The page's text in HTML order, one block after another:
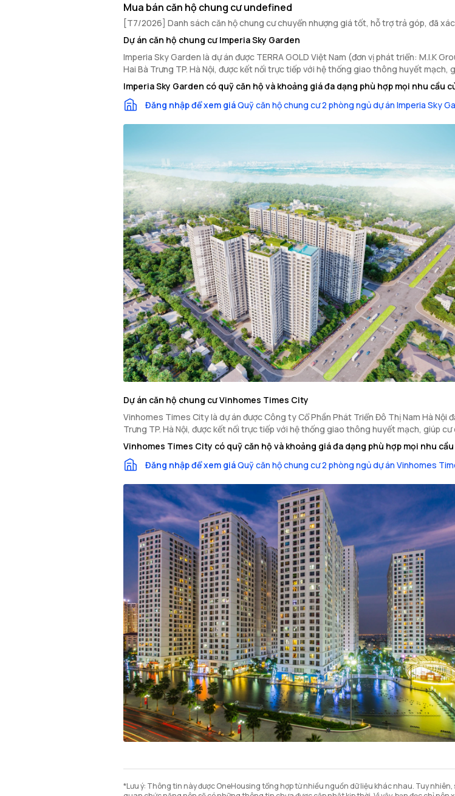
Mua bán căn hộ chung cư undefined
[T7/2026] Danh sách căn hộ chung cư chuyển nhượng giá tốt, hỗ trợ trả góp, đã
Dự án căn hộ chung cư Imperia Sky Garden
Imperia Sky Garden là dự án được TERRA GOLD Việt Nam (đơn vị phát triển: M.I.K
Hai Bà Trưng TP. Hà Nội, được kết nối trực tiếp với hệ thống giao thông huyết mạch,
Imperia Sky Garden có quỹ căn hộ và khoảng giá đa dạng phù hợp mọi nhu cầu
Đăng nhập để xem giáQuỹ căn hộ chung cư 2 phòng ngủ dự án Imperia Sky
Dự án căn hộ chung cư Vinhomes Times City
Vinhomes Times City là dự án được Công ty Cổ Phần Phát Triển Đô Thị Nam Hà Nội
Trưng TP. Hà Nội, được kết nối trực tiếp với hệ thống giao thông huyết mạch, giúp
Vinhomes Times City có quỹ căn hộ và khoảng giá đa dạng phù hợp mọi nhu
Đăng nhập để xem giáQuỹ căn hộ chung cư 2 phòng ngủ dự án Vinhomes
*Lưu ý: Thông tin này được OneHousing tổng hợp từ nhiều nguồn dữ liệu khác nhau. Tuy